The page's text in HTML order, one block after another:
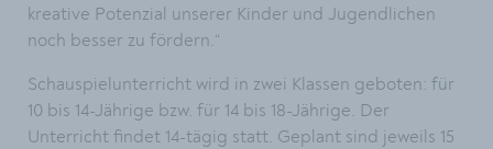
kreative Potenzial unserer Kinder und Jugendlichen
noch besser zu fördern.“
Schauspielunterricht wird in zwei Klassen geboten: für
10 bis 14-Jährige bzw. für 14 bis 18-Jährige. Der
Unterricht findet 14-tägig statt. Geplant sind jeweils 15